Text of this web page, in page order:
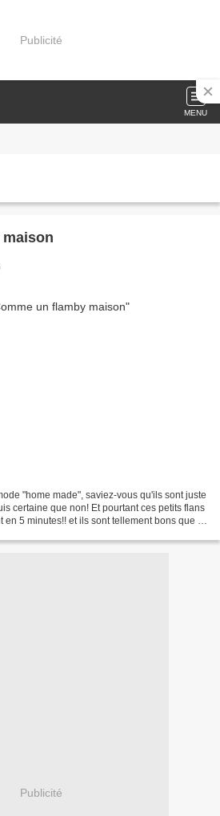
Publicité
MENU
"home made", saviez-vous qu'ils sont juste
certaine que non! Et pourtant ces petits flans
5 minutes!! et ils sont tellement bons que je
Publicité